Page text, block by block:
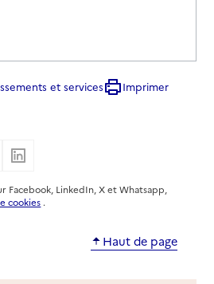
et services
Imprimer
sur Facebook
Partager sur X
Facebook, LinkedIn, X et Whatsapp,
cookies .
Haut de page